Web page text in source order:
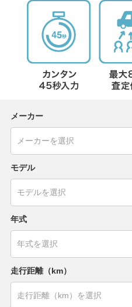
メーカー
モデル
年式
走行距離（km）